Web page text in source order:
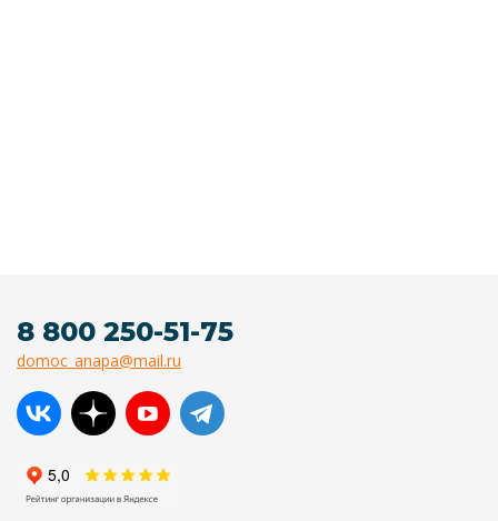
8 800 250-51-75
domoc_anapa@mail.ru